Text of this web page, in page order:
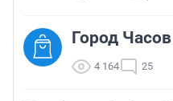
Город Часов
4 164 25